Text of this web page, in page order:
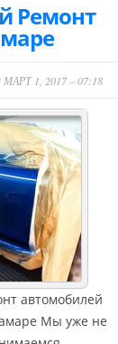
Ремонт
1, 2017 – 07:18
автомобилей
Мы уже не